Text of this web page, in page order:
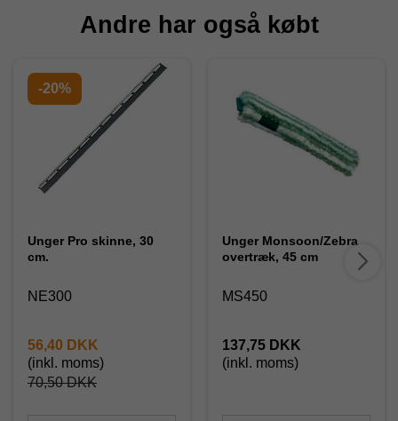
Andre har også købt
-20%
Unger Pro skinne, 30
cm.
NE300
70,50 DKK
56,40 DKK
(inkl. moms)
Unger Monsoon/Zebra
overtræk, 45 cm
MS450
137,75 DKK
(inkl. moms)